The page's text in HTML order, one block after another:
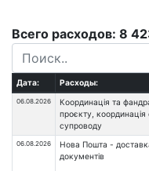
Всего расходов: 8
Дата: Расходы:
06.08.2026
Координація та
проєкту, координація
супроводу
06.08.2026
Нова Пошта -
документів